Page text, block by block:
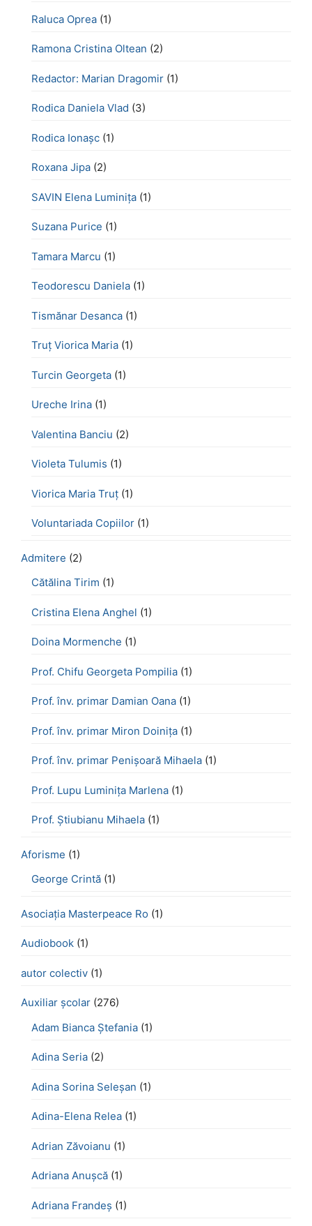
Raluca Oprea (1)
Ramona Cristina Oltean (2)
Redactor: Marian Dragomir (1)
Rodica Daniela Vlad (3)
Rodica Ionașc (1)
Roxana Jipa (2)
SAVIN Elena Luminița (1)
Suzana Purice (1)
Tamara Marcu (1)
Teodorescu Daniela (1)
Tismănar Desanca (1)
Truț Viorica Maria (1)
Turcin Georgeta (1)
Ureche Irina (1)
Valentina Banciu (2)
Violeta Tulumis (1)
Viorica Maria Truț (1)
Voluntariada Copiilor (1)
Admitere (2)
Cătălina Tirim (1)
Cristina Elena Anghel (1)
Doina Mormenche (1)
Prof. Chifu Georgeta Pompilia (1)
Prof. înv. primar Damian Oana (1)
Prof. înv. primar Miron Doinița (1)
Prof. înv. primar Penișoară Mihaela (1)
Prof. Lupu Luminița Marlena (1)
Prof. Știubianu Mihaela (1)
Aforisme (1)
George Crintă (1)
Asociația Masterpeace Ro (1)
Audiobook (1)
autor colectiv (1)
Auxiliar școlar (276)
Adam Bianca Ștefania (1)
Adina Seria (2)
Adina Sorina Seleșan (1)
Adina-Elena Relea (1)
Adrian Zăvoianu (1)
Adriana Anușcă (1)
Adriana Frandeș (1)